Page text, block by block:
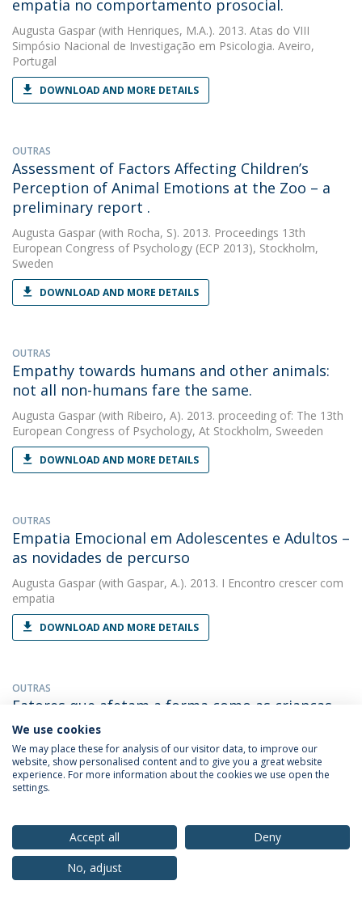
empatia no comportamento prosocial.
Augusta Gaspar (with Henriques, M.A.). 2013. Atas do VIII
Simpósio Nacional de Investigação em Psicologia. Aveiro,
Portugal
DOWNLOAD AND MORE DETAILS
OUTRAS
Assessment of Factors Affecting Children’s
Perception of Animal Emotions at the Zoo – a
preliminary report .
Augusta Gaspar (with Rocha, S). 2013. Proceedings 13th
European Congress of Psychology (ECP 2013), Stockholm,
Sweden
DOWNLOAD AND MORE DETAILS
OUTRAS
Empathy towards humans and other animals:
not all non-humans fare the same.
Augusta Gaspar (with Ribeiro, A). 2013. proceeding of: The 13th
European Congress of Psychology, At Stockholm, Sweeden
DOWNLOAD AND MORE DETAILS
OUTRAS
Empatia Emocional em Adolescentes e Adultos –
as novidades de percurso
Augusta Gaspar (with Gaspar, A.). 2013. I Encontro crescer com
empatia
DOWNLOAD AND MORE DETAILS
OUTRAS
Fatores que afetam a forma como as crianças
vêm as emoções dos animais no jardim
zoológico
Augusta Gaspar(with Rocha, S). 2013. Actas do Congresso
Internacional de Psicologia: Novos desafios, Novas
DOWNLOAD AND MORE DETAILS
We use cookies
We may place these for analysis of our visitor data, to improve our
website, show personalised content and to give you a great website
experience. For more information about the cookies we use open the
settings.
Accept all
Deny
No, adjust